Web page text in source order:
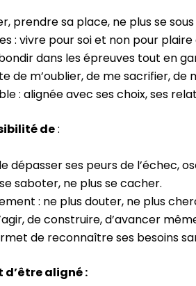
prendre sa place, ne plus se
: vivre pour soi et non pour plaire
dans les épreuves tout en
de m’oublier, de me sacrifier,
: alignée avec ses choix, ses
de:
dépasser ses peurs de l’échec,
saboter, ne plus se cacher.
: ne plus douter, ne plus
de construire, d’avancer
de reconnaître ses besoins
aligné :